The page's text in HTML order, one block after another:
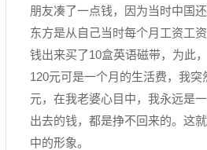
朋友凑了一点钱，因为当时中国
东方是从自己当时每个月工资工
钱出来买了10盒英语磁带，为此
120元可是一个月的生活费，我
元，在我老婆心目中，我永远是
出去的钱，都是挣不回来的。这
中的形象。